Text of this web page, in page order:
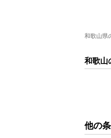
和歌山県
和歌山
他の